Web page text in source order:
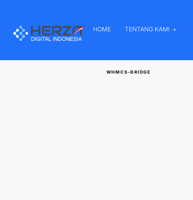
HOME TENTANG KAMI
WHMCS-BRIDGE